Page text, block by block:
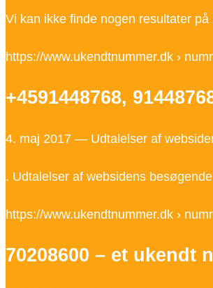
Vi kan ikke finde nogen resultater på
https://www.ukendtnummer.dk ›
+4591448768,
4. maj 2017 — Udtalelser af
. Udtalelser af websidens
https://www.ukendtnummer.dk ›
70208600 – et ukendt